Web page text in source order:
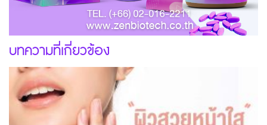
บทความที่เกี่ยวข้อง